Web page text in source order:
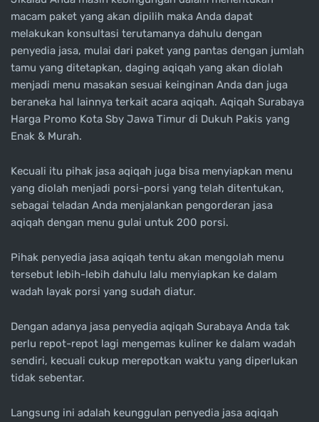
macam paket yang akan dipilih maka Anda dapat
melakukan konsultasi terutamanya dahulu dengan
penyedia jasa, mulai dari paket yang pantas dengan jumlah
tamu yang ditetapkan, daging aqiqah yang akan diolah
menjadi menu masakan sesuai keinginan Anda dan juga
beraneka hal lainnya terkait acara aqiqah. Aqiqah Surabaya
Harga Promo Kota Sby Jawa Timur di Dukuh Pakis yang
Enak & Murah.
Kecuali itu pihak jasa aqiqah juga bisa menyiapkan menu
yang diolah menjadi porsi-porsi yang telah ditentukan,
sebagai teladan Anda menjalankan pengorderan jasa
aqiqah dengan menu gulai untuk 200 porsi.
Pihak penyedia jasa aqiqah tentu akan mengolah menu
tersebut lebih-lebih dahulu lalu menyiapkan ke dalam
wadah layak porsi yang sudah diatur.
Dengan adanya jasa penyedia aqiqah Surabaya Anda tak
perlu repot-repot lagi mengemas kuliner ke dalam wadah
sendiri, kecuali cukup merepotkan waktu yang diperlukan
tidak sebentar.
Langsung ini adalah keunggulan penyedia jasa aqiqah